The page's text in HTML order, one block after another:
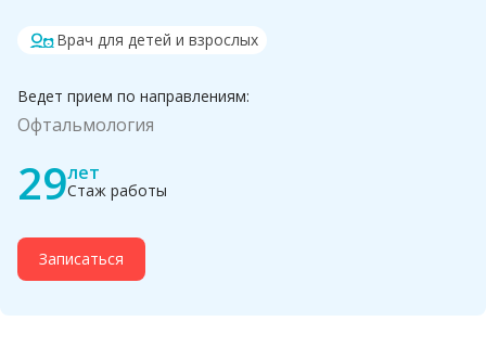
Врач для детей и взрослых
Ведет прием по направлениям:
Офтальмология
29лет
Стаж работы
Записаться